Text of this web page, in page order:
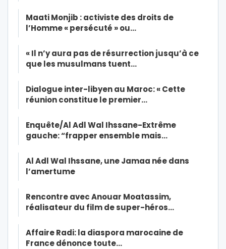
Maati Monjib : activiste des droits de
l’Homme « persécuté » ou…
« Il n’y aura pas de résurrection jusqu’à ce
que les musulmans tuent…
Dialogue inter-libyen au Maroc: « Cette
réunion constitue le premier…
Enquête/Al Adl Wal Ihssane-Extrême
gauche: “frapper ensemble mais…
Al Adl Wal Ihssane, une Jamaa née dans
l’amertume
Rencontre avec Anouar Moatassim,
réalisateur du film de super-héros…
Affaire Radi: la diaspora marocaine de
France dénonce toute…